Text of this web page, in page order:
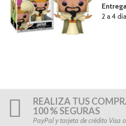
2 a 4
REALIZA TUS
100 % SEGURAS
PayPal y tarjeta de crédito Visa